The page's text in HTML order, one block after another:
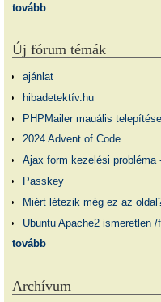
tovább
Új fórum témák
ajánlat
hibadetektív.hu
PHPMailer mauális
2024 Advent of Code
Ajax form kezelési
Passkey
Miért létezik még ez az
Ubuntu Apache2 ismeretlen
tovább
Archívum